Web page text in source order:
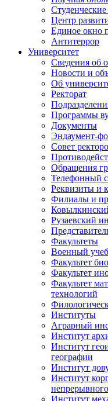
Центр
Единое окно
Антитеррор
Университет
Сведения об
Новости и
Об
Ректорат
Программы
Документы
Эндаумент-
Совет
Обращения
Телефонный
Реквизиты и
Филиалы и
Рузаевский
Факультеты
Военный
Факультет
Факультет
Факультет
технологий
Институты
Аграрный
Институт
Институт
географии
Институт
Институт
Институт